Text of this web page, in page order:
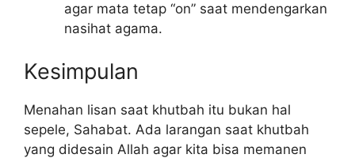
agar mata tetap “on” saat mendengarkan
nasihat agama.
Kesimpulan
Menahan lisan saat khutbah itu bukan hal
sepele, Sahabat. Ada larangan saat khutbah
yang didesain Allah agar kita bisa memanen